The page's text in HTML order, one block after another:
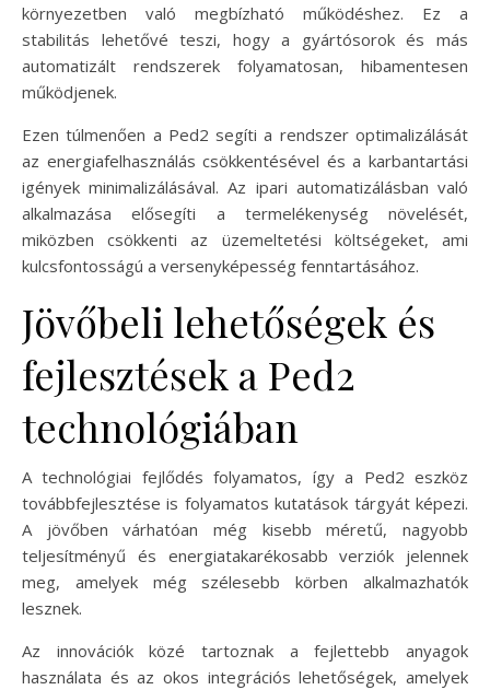
környezetben való megbízható működéshez. Ez a
stabilitás lehetővé teszi, hogy a gyártósorok és más
automatizált rendszerek folyamatosan, hibamentesen
működjenek.
Ezen túlmenően a Ped2 segíti a rendszer optimalizálását
az energiafelhasználás csökkentésével és a karbantartási
igények minimalizálásával. Az ipari automatizálásban való
alkalmazása elősegíti a termelékenység növelését,
miközben csökkenti az üzemeltetési költségeket, ami
kulcsfontosságú a versenyképesség fenntartásához.
Jövőbeli lehetőségek és
fejlesztések a Ped2
technológiában
A technológiai fejlődés folyamatos, így a Ped2 eszköz
továbbfejlesztése is folyamatos kutatások tárgyát képezi.
A jövőben várhatóan még kisebb méretű, nagyobb
teljesítményű és energiatakarékosabb verziók jelennek
meg, amelyek még szélesebb körben alkalmazhatók
lesznek.
Az innovációk közé tartoznak a fejlettebb anyagok
használata és az okos integrációs lehetőségek, amelyek